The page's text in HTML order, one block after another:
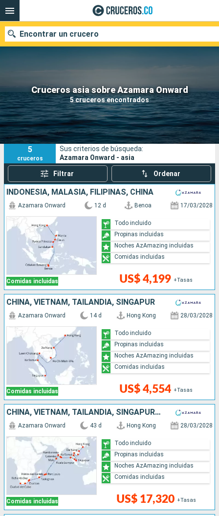
Cruceros asia sobre Azamara Onward
5 cruceros encontrados
Encontrar un crucero
Fecha de salida
Buscar
5
cruceros
Sus criterios de búsqueda:
Azamara Onward - asia
Filtrar Ordenar
INDONESIA, MALASIA, FILIPINAS, CHINA
Comidas incluidas
Azamara Onward 12 d Benoa 17/03/2028
US$ 4,199 +Tasas
Todo incluido
Propinas incluidas
Noches AzAmazing incluidas
Comidas incluidas
CHINA, VIETNAM, TAILANDIA, SINGAPUR
Comidas incluidas
Azamara Onward 14 d Hong Kong 28/03/2028
US$ 4,554 +Tasas
Todo incluido
Propinas incluidas
Noches AzAmazing incluidas
Comidas incluidas
CHINA, VIETNAM, TAILANDIA, SINGAPUR, MALASIA, INDONESIA, SRI LANKA, INDIA, MALDIVAS, MAURICE, FRANCIA, MADAGASCAR, SUDAFRICA
Comidas incluidas
Azamara Onward 43 d Hong Kong 28/03/2028
US$ 17,320 +Tasas
Todo incluido
Propinas incluidas
Noches AzAmazing incluidas
Comidas incluidas